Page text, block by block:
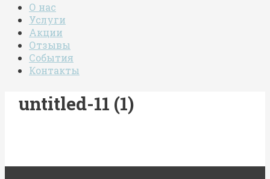
О нас
Услуги
Акции
Отзывы
События
Контакты
untitled-11 (1)